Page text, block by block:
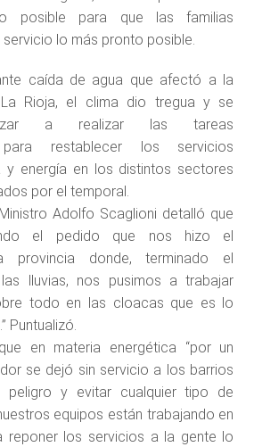
posible para que las familias
lo más pronto posible.
caída de agua que afectó a la
Rioja, el clima dio tregua y se
a realizar las tareas
para restablecer los servicios
y energía en los distintos sectores
por el temporal.
Adolfo Scaglioni detalló que
el pedido que nos hizo el
provincia donde, terminado el
lluvias, nos pusimos a trabajar
todo en las cloacas que es lo
Puntualizó.
en materia energética “por un
se dejó sin servicio a los barrios
peligro y evitar cualquier tipo de
equipos están trabajando en
reponer los servicios a la gente lo